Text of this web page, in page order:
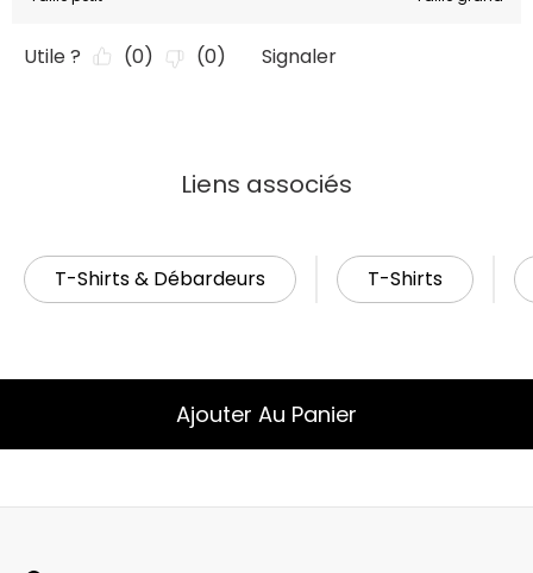
Liens associés
T-Shirts & Débardeurs T-Shirts
Ajouter Au Panier